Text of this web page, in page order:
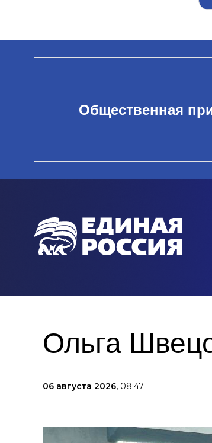
Общественная
Ольга
06 августа 2026, 08:47